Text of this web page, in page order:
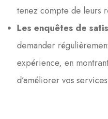
tenez compte de leurs
Les enquêtes de
demander
expérience, en
d’améliorer vos